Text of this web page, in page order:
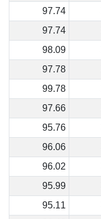
97.74
97.74
98.09
97.78
99.78
97.66
95.76
96.06
96.02
95.99
95.11